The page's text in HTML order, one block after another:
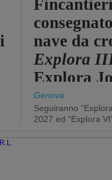
nave da
Explora
Explora
Genova
Seguiranno
2027 ed “Explora